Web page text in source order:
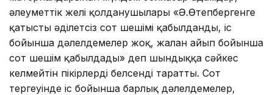
әлеуметтік желі қолданушылары «Ә.Өтепбергенге
қатысты әділетсіз сот шешімі қабылданды, іс
бойынша дәлелдемелер жоқ, жалған айып бойынша
сот шешім қабылдады» деп шындыққа сәйкес
келмейтін пікірлерді белсенді​ таратты. Сот
тергеуінде іс бойынша барлық дәлелдемелер,